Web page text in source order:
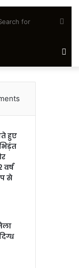
for
हुए
वर्ष
से